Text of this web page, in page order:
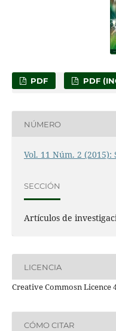
PDF PDF
NÚMERO
Vol. 11 Núm. 2
SECCIÓN
Artículos de
LICENCIA
Creative Commosn Licence
CÓMO CITAR